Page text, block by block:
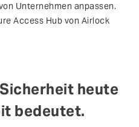
Unternehmen anpassen.
Access Hub von Airlock
heute
bedeutet.